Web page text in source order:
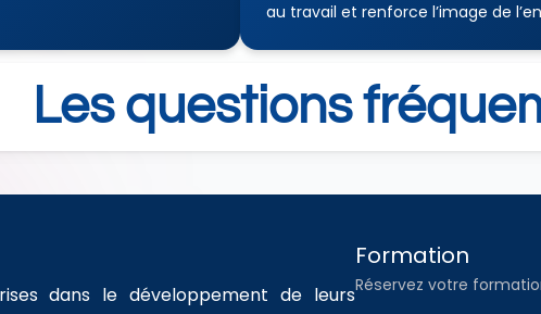
au travail et renforce l’image de
Les questions
dans le développement de leurs
Formation
Réservez votre